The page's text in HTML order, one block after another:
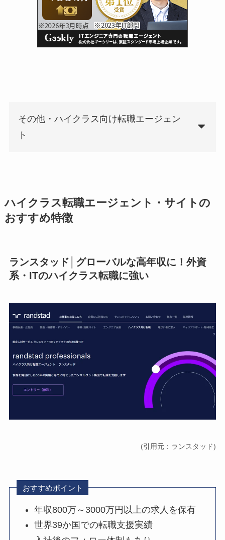
その他・ハイクラス向け転職エージェン
ト
ハイクラス転職エージェント・サイトの
おすすめ特徴
ランスタッド│グローバルな高年収に！外資
系・ITのハイクラス転職に強い
(引用元：ランスタッド)
おすすめポイント
年収800万～3000万円以上の求人を保有
世界39か国での転職支援実績